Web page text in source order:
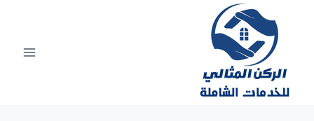
المحتوى